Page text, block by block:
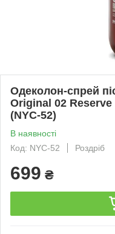
Одеколон-спрей
Original 02
(NYC-52)
В наявності
Код: NYC-52
Роздріб
699 ₴